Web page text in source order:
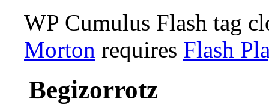
WP Cumulus Flash tag
Morton requires Flash
Begizorrotz